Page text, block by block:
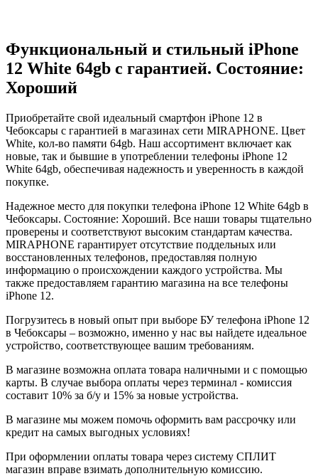
Функциональный и стильный iPhone
12 White 64gb с гарантией. Состояние:
Хороший
Приобретайте свой идеальный смартфон iPhone 12 в
Чебоксары с гарантией в магазинах сети MIRAPHONE. Цвет
White, кол-во памяти 64gb. Наш ассортимент включает как
новые, так и бывшие в употреблении телефоны iPhone 12
White 64gb, обеспечивая надежность и уверенность в каждой
покупке.
Надежное место для покупки телефона iPhone 12 White 64gb в
Чебоксары. Состояние: Хороший. Все наши товары тщательно
проверены и соответствуют высоким стандартам качества.
MIRAPHONE гарантирует отсутствие поддельных или
восстановленных телефонов, предоставляя полную
информацию о происхождении каждого устройства. Мы
также предоставляем гарантию магазина на все телефоны
iPhone 12.
Погрузитесь в новый опыт при выборе БУ телефона iPhone 12
в Чебоксары – возможно, именно у нас вы найдете идеальное
устройство, соответствующее вашим требованиям.
В магазине возможна оплата товара наличными и с помощью
карты. В случае выбора оплаты через терминал - комиссия
составит 10% за б/у и 15% за новые устройства.
В магазине мы можем помочь оформить вам рассрочку или
кредит на самых выгодных условиях!
При оформлении оплаты товара через систему СПЛИТ
магазин вправе взимать дополнительную комиссию.